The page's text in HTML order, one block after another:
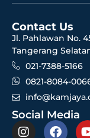
Contact Us
Jl. Pahlawan No.
Tangerang
021-7388-5166
0821-8084-
Social Media